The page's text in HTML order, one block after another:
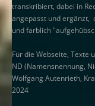
transkribiert, dabei in
angepasst und ergänzt,
und farblich
Für die Webseite, Texte
ND (Namensnennung,
Wolfgang Autenrieth,
2024